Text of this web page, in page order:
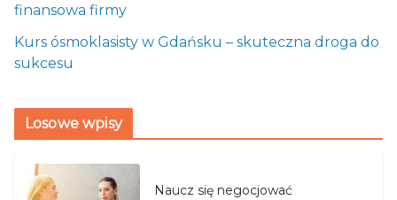
finansowa firmy
Kurs ósmoklasisty w Gdańsku – skuteczna droga do
sukcesu
Losowe wpisy
Naucz się negocjować